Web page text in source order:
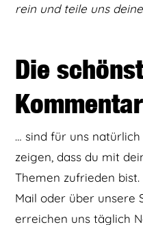
rein und teile uns
Die
… sind für uns
zeigen, dass du mit
Themen zufrieden
Mail oder über unsere
erreichen uns täglich